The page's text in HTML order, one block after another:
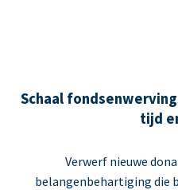
Schaal
tijd
Verwerf nieuwe
belangenbehartiging die